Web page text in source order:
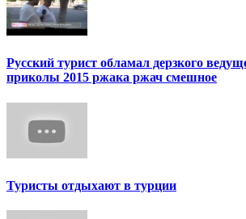
Русский турист обламал дерзкого
приколы 2015 ржака ржач смешное
Туристы отдыхают в турции